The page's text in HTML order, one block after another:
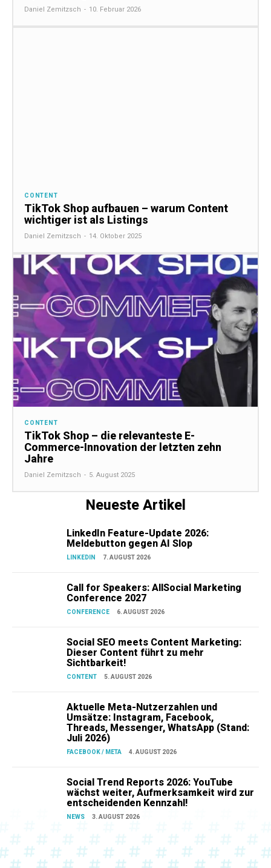
Daniel Zemitzsch - 10. Februar 2026
CONTENT
TikTok Shop aufbauen – warum Content
wichtiger ist als Listings
Daniel Zemitzsch - 14. Oktober 2025
CONTENT
TikTok Shop – die relevanteste E-
Commerce-Innovation der letzten zehn
Jahre
Daniel Zemitzsch - 5. August 2025
Neueste Artikel
LinkedIn Feature-Update 2026:
Meldebutton gegen AI Slop
LINKEDIN 7. AUGUST 2026
Call for Speakers: AllSocial Marketing
Conference 2027
CONFERENCE 6. AUGUST 2026
Social SEO meets Content Marketing:
Dieser Content führt zu mehr
Sichtbarkeit!
CONTENT 5. AUGUST 2026
Aktuelle Meta-Nutzerzahlen und
Umsätze: Instagram, Facebook,
Threads, Messenger, WhatsApp (Stand:
Juli 2026)
FACEBOOK / META 4. AUGUST 2026
Social Trend Reports 2026: YouTube
wächst weiter, Aufmerksamkeit wird zur
entscheidenden Kennzahl!
NEWS 3. AUGUST 2026